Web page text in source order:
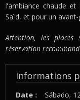
l'ambiance chaude
Saïd, et pour un
Attention, les places
réservation
Informations
Date :
Sábado,